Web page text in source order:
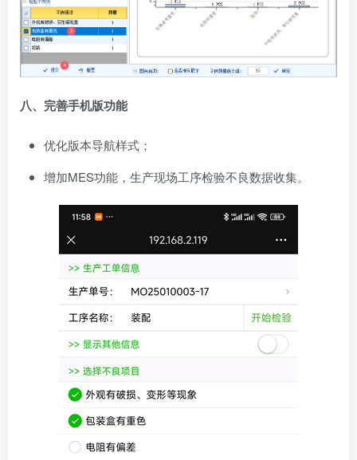
八、完善手机版功能
优化版本导航样式；
增加MES功能，生产现场工序检验不良数据收集。